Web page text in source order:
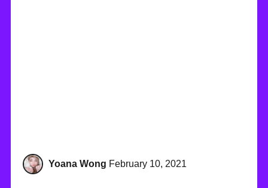
Yoana Wong February 10, 2021